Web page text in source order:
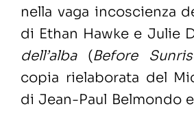
nella vaga incoscienza
di Ethan Hawke e Julie
dell’alba(Before
copia rielaborata del
di Jean-Paul Belmondo